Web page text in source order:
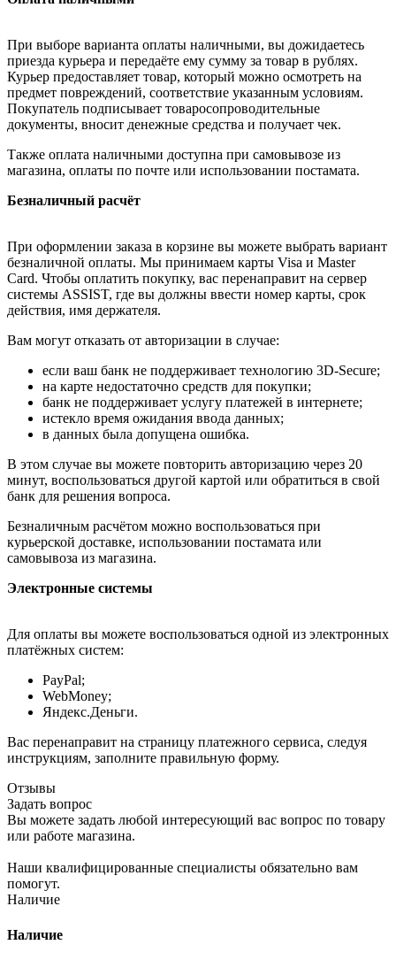
При выборе варианта оплаты наличными, вы дожидаетесь
приезда курьера и передаёте ему сумму за товар в рублях.
Курьер предоставляет товар, который можно осмотреть на
предмет повреждений, соответствие указанным условиям.
Покупатель подписывает товаросопроводительные
документы, вносит денежные средства и получает чек.
Также оплата наличными доступна при самовывозе из
магазина, оплаты по почте или использовании постамата.
Безналичный расчёт
При оформлении заказа в корзине вы можете выбрать вариант
безналичной оплаты. Мы принимаем карты Visa и Master
Card. Чтобы оплатить покупку, вас перенаправит на сервер
системы ASSIST, где вы должны ввести номер карты, срок
действия, имя держателя.
Вам могут отказать от авторизации в случае:
если ваш банк не поддерживает технологию 3D-Secure;
на карте недостаточно средств для покупки;
банк не поддерживает услугу платежей в интернете;
истекло время ожидания ввода данных;
в данных была допущена ошибка.
В этом случае вы можете повторить авторизацию через 20
минут, воспользоваться другой картой или обратиться в свой
банк для решения вопроса.
Безналичным расчётом можно воспользоваться при
курьерской доставке, использовании постамата или
самовывоза из магазина.
Электронные системы
Для оплаты вы можете воспользоваться одной из электронных
платёжных систем:
PayPal;
WebMoney;
Яндекс.Деньги.
Вас перенаправит на страницу платежного сервиса, следуя
инструкциям, заполните правильную форму.
Отзывы
Задать вопрос
Вы можете задать любой интересующий вас вопрос по товару
или работе магазина.
Наши квалифицированные специалисты обязательно вам
помогут.
Наличие
Наличие